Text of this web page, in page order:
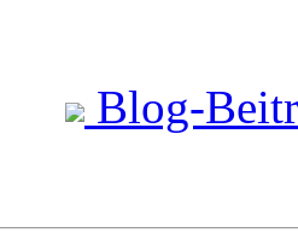
Blog-